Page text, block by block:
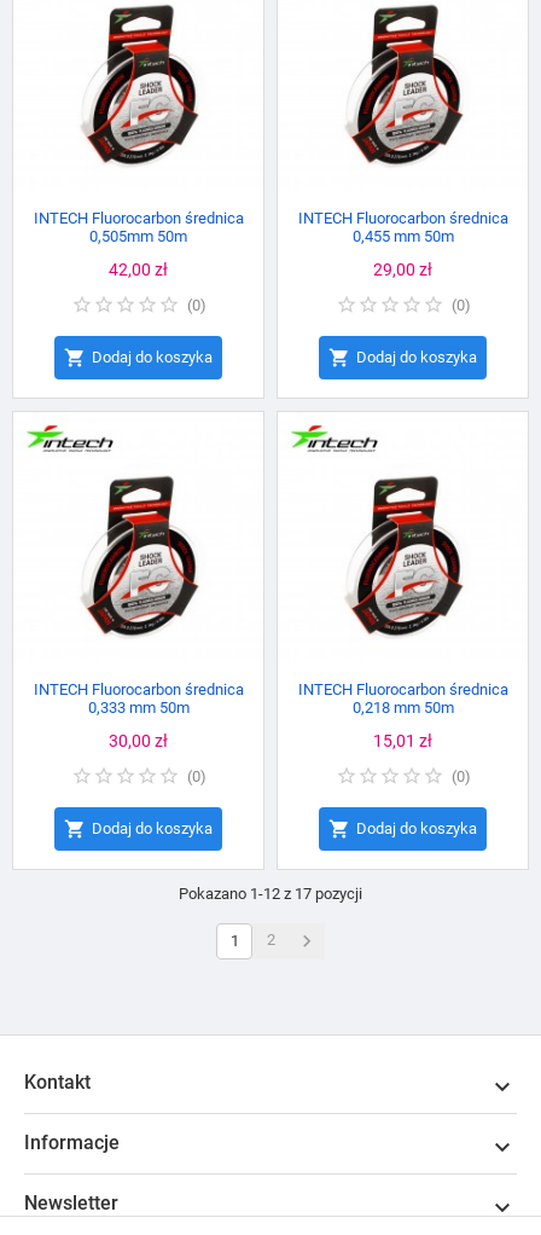
INTECH Fluorocarbon średnica
0,505mm 50m
Cena
42,00 zł
(0)
 Dodaj do koszyka
INTECH Fluorocarbon średnica
0,455 mm 50m
Cena
29,00 zł
(0)
 Dodaj do koszyka
INTECH Fluorocarbon średnica
0,333 mm 50m
Cena
30,00 zł
(0)
 Dodaj do koszyka
INTECH Fluorocarbon średnica
0,218 mm 50m
Cena
15,01 zł
(0)
 Dodaj do koszyka
Pokazano 1-12 z 17 pozycji
1 2 
Kontakt 
Informacje 
Newsletter 